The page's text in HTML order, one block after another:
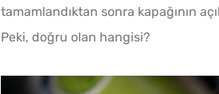
tamamlandıktan sonra kapağının
Peki, doğru olan hangisi?